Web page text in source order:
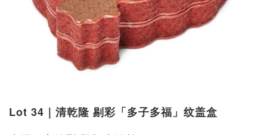
Lot 34｜清乾隆 剔彩「多子多福」纹盖盒